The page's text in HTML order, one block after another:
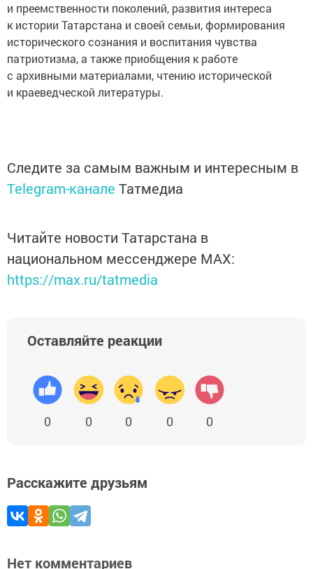
и преемственности поколений, развития интереса
к истории Татарстана и своей семьи, формирования
исторического сознания и воспитания чувства
патриотизма, а также приобщения к работе
с архивными материалами, чтению исторической
и краеведческой литературы.
Следите за самым важным и интересным в
Telegram-канале Татмедиа
Читайте новости Татарстана в
национальном мессенджере MАХ:
https://max.ru/tatmedia
Оставляйте реакции
0 0 0 0 0
Расскажите друзьям
Нет комментариев